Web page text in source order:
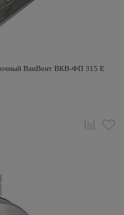
ВанВент ВКВ-ФП 315 Е